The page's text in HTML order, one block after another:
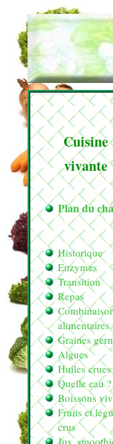
Cuisine
vivante
Plan du
Historique
Enzymes
Transition
Repas
alimentaires
Graines
Algues
Huiles crues
Quelle eau ?
Boissons
Fruits et
crus
Jus,